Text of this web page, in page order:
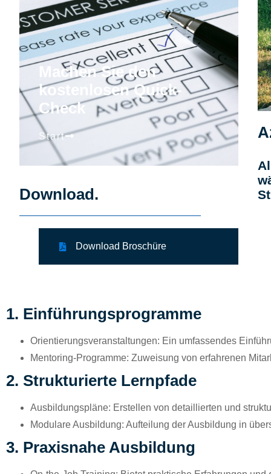
Machen Sie den
kostenlosen Quick-
Check
Start
Download.
Download Broschüre
1. Einführungsprogramme
Orientierungsveranstaltungen: Ein umfassendes
Mentoring-Programme: Zuweisung von erfahrenen
2. Strukturierte Lernpfade
Ausbildungspläne: Erstellen von detaillierten und
Modulare Ausbildung: Aufteilung der Ausbildung in
3. Praxisnahe Ausbildung